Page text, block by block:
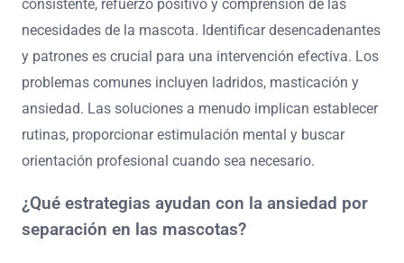
consistente, refuerzo positivo y comprensión de las
necesidades de la mascota. Identificar desencadenantes
y patrones es crucial para una intervención efectiva. Los
problemas comunes incluyen ladridos, masticación y
ansiedad. Las soluciones a menudo implican establecer
rutinas, proporcionar estimulación mental y buscar
orientación profesional cuando sea necesario.
¿Qué estrategias ayudan con la ansiedad por
separación en las mascotas?